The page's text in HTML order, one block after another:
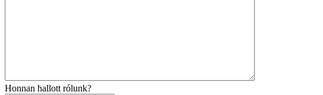
Honnan hallott rólunk?